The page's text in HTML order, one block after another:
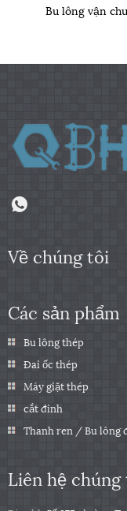
Về chúng tôi
Các sản phẩm
Bu lông thép
Đai ốc thép
Máy giặt thép
cắt đinh
Thanh ren / Bu lông
Liên hệ